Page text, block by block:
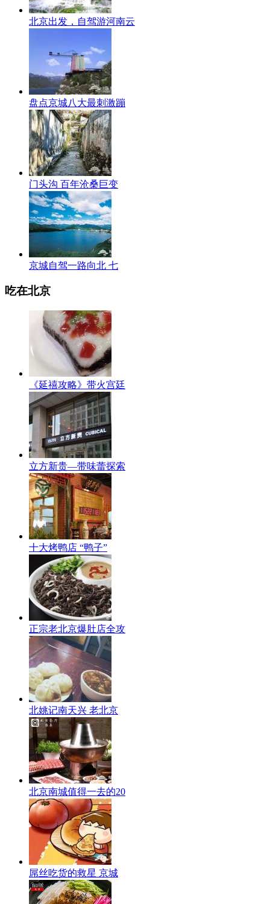
北京出发，自驾游河南云
盘点京城八大最刺激蹦
门头沟 百年沧桑巨变
京城自驾一路向北 七
吃在北京
《延禧攻略》带火宫廷
立方新贵—带味蕾探索
十大烤鸭店 “鸭子”
正宗老北京爆肚店全攻
北姚记南天兴 老北京
北京南城值得一去的20
屌丝吃货的救星 京城